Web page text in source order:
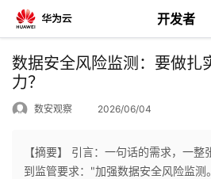
开发者
返
回
数据安全风险监测：要做扎
力？
数安观察 2026/06/04
【摘要】 引言：一句话的需求，一
到监管要求："加强数据安全风险监